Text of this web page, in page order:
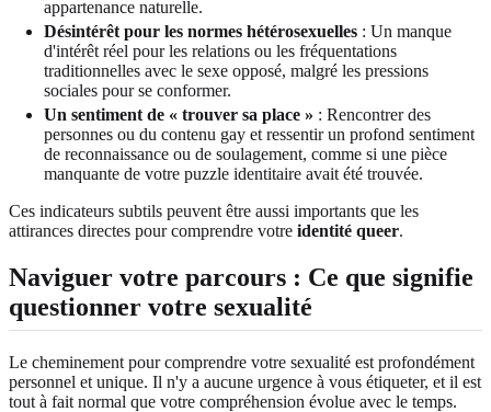
appartenance naturelle.
Désintérêt pour les normes hétérosexuelles : Un manque
d'intérêt réel pour les relations ou les fréquentations
traditionnelles avec le sexe opposé, malgré les pressions
sociales pour se conformer.
Un sentiment de « trouver sa place » : Rencontrer des
personnes ou du contenu gay et ressentir un profond sentiment
de reconnaissance ou de soulagement, comme si une pièce
manquante de votre puzzle identitaire avait été trouvée.
Ces indicateurs subtils peuvent être aussi importants que les
attirances directes pour comprendre votre identité queer.
Naviguer votre parcours : Ce que signifie
questionner votre sexualité
Le cheminement pour comprendre votre sexualité est profondément
personnel et unique. Il n'y a aucune urgence à vous étiqueter, et il est
tout à fait normal que votre compréhension évolue avec le temps.